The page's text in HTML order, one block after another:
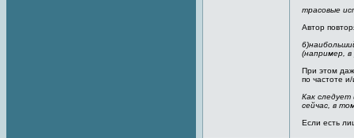
трасовые
Автор
(например,
При этом
по частоте
Как следует
сейчас, в
Если есть